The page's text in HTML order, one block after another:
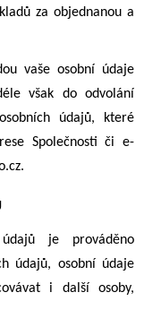
za objednanou a
vaše osobní údaje
však do odvolání
údajů, které
Společnosti či e-
je prováděno
údajů, osobní údaje
i další osoby,